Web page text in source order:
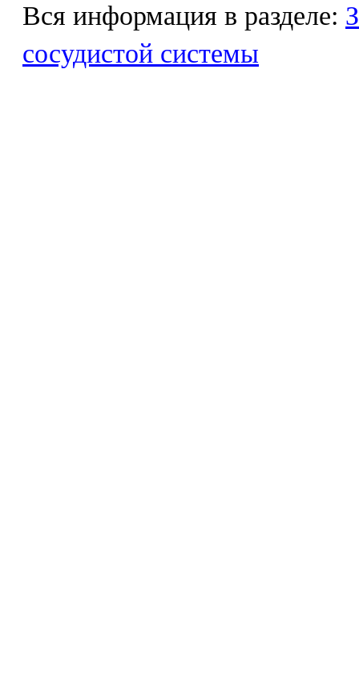
Вся информация в разделе:
сосудистой системы